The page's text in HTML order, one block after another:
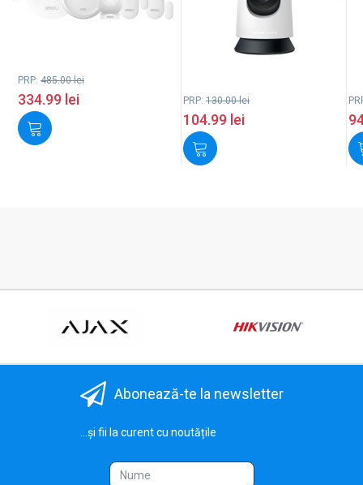
PRP: 485.00lei
334.99 lei PRP: 130.00lei
104.99 lei
Abonează-te la newsletter
...și fii la curent cu noutățile